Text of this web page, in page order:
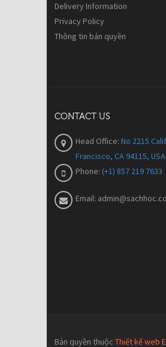
Delivery Information
Privacy Policy
Thông tin bản quyền
CONTACT US
Head Office: No 2215
Francisco, CA 94115, USA
Phone: (+1) 857 219 7633
Email:
Bản quyền thuộc Thiết kế web